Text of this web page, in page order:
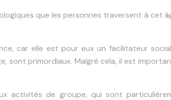
que les personnes traversent à cet
car elle est pour eux un facilitateur
sont primordiaux. Malgré cela, il est
activités de groupe, qui sont